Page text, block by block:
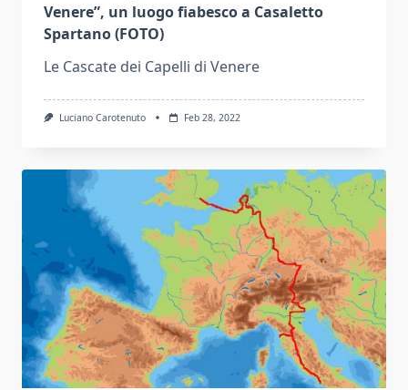
Venere”, un luogo fiabesco a Casaletto
Spartano (FOTO)
Le Cascate dei Capelli di Venere
Luciano Carotenuto Feb 28, 2022